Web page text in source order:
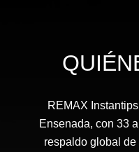
REMAX
Ensenada, con 33
respaldo global